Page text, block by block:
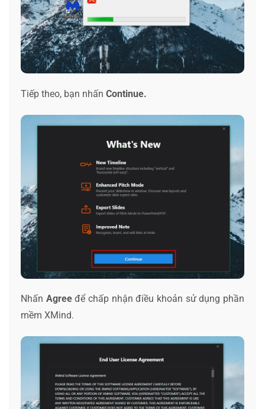
Tiếp theo, bạn nhấn Continue.
Nhấn Agreeđể chấp nhận điều khoản sử dụng phần
mềm XMind.